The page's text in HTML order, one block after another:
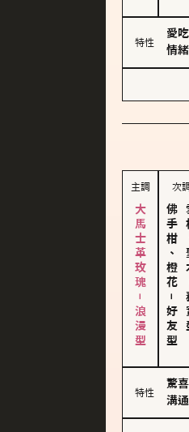
特性
愛
情
主調
大馬士革玫瑰－浪漫型
次
佛手柑、橙花
－
好友型
特性
驚
溝